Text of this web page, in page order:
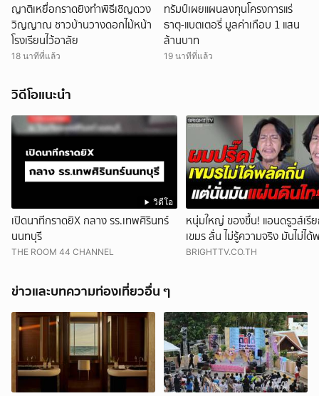
ญาติเหยื่อกราดยิงทำพิธีเชิญดวง
วิญญาณ ชาวบ้านวางดอกไม้หน้า
โรงเรียนไว้อาลัย
18 นาทีที่แล้ว
ทรัมป์เผยแผนลงทุนโครงการแร่
ธาตุ-แบตเตอรี่ มูลค่าเกือบ 1 แสน
ล้านบาท
19 นาทีที่แล้ว
วิดีโอแนะนำ
วิดีโอ
เปิดนาทีกราดยิX กลาง รร.เทพศิรินทร์
นนทบุรี
THE ROOM 44 CHANNEL
หนุ่มใหญ่ ของขึ้น! แอนดรูวส์เรี
เขมร ลั่น ไม่รู้ความจริง มันไม่ไ
แต่อพยพมา
BRIGHTTV.CO.TH
ข่าวและบทความท่องเที่ยวอื่น ๆ